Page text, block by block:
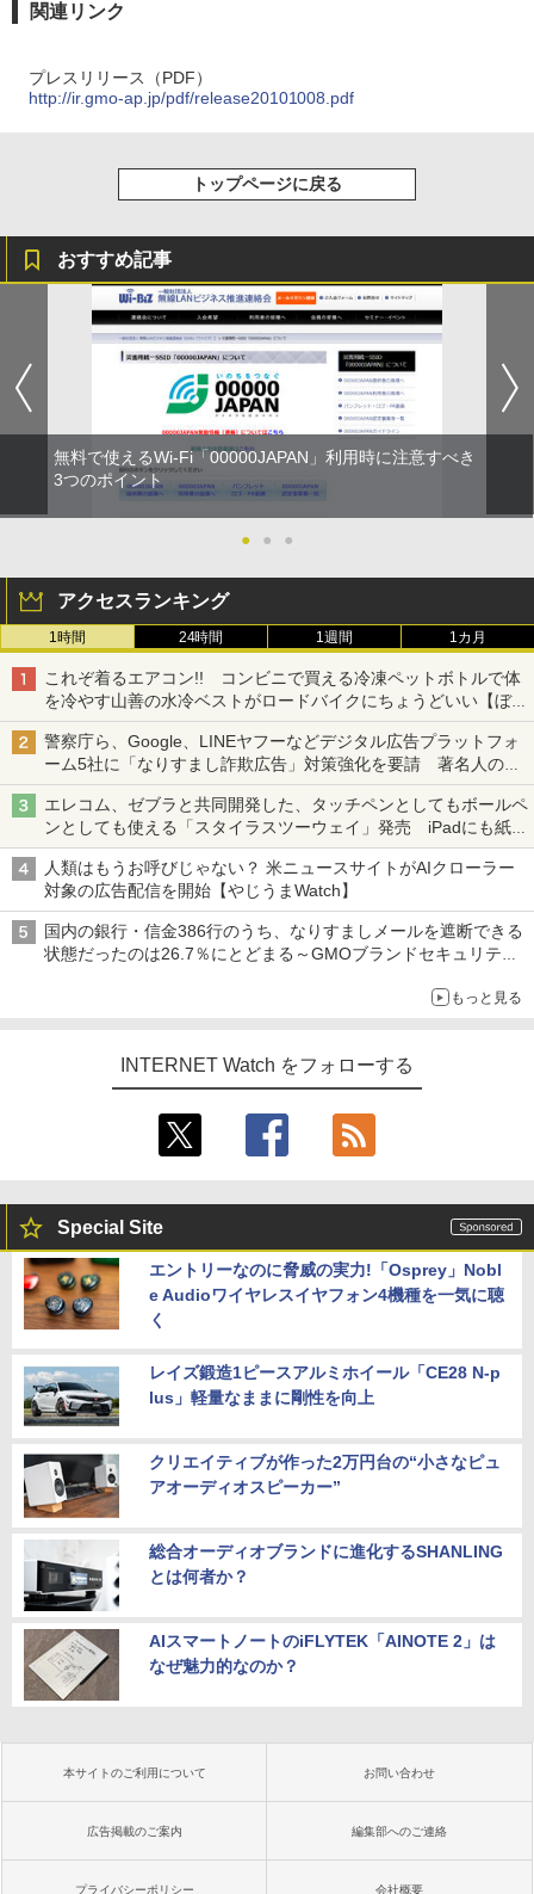
関連リンク
プレスリリース（PDF）
http://ir.gmo-ap.jp/pdf/release20101008.pdf
トップページに戻る
おすすめ記事
無料で使えるWi-Fi「00000JAPAN」利用時に注意すべき
3つのポイント
● ● ●
アクセスランキング
1時間 24時間 1週間 1カ月
これぞ着るエアコン!! コンビニで買える冷凍ペットボトルで体
を冷やす山善の水冷ベストがロードバイクにちょうどいい【ぼっ
ち・ざ・ろーど！その14】【空いた時間でなにしてる？】
警察庁ら、Google、LINEヤフーなどデジタル広告プラットフォ
ーム5社に「なりすまし詐欺広告」対策強化を要請 著名人の写
真や映像を使った投資詐欺などへの対策として
エレコム、ゼブラと共同開発した、タッチペンとしてもボールペ
ンとしても使える「スタイラスツーウェイ」発売 iPadにも紙に
も、持ち替えずに書き込める
人類はもうお呼びじゃない？ 米ニュースサイトがAIクローラー
対象の広告配信を開始【やじうまWatch】
国内の銀行・信金386行のうち、なりすましメールを遮断できる
状態だったのは26.7％にとどまる～GMOブランドセキュリティ
もっと見る
INTERNET Watch をフォローする
Special Site
エントリーなのに脅威の実力!「Osprey」Nobl
e Audioワイヤレスイヤフォン4機種を一気に聴
く
レイズ鍛造1ピースアルミホイール「CE28 N-p
lus」軽量なままに剛性を向上
クリエイティブが作った2万円台の“小さなピュ
アオーディオスピーカー”
総合オーディオブランドに進化するSHANLING
とは何者か？
AIスマートノートのiFLYTEK「AINOTE 2」は
なぜ魅力的なのか？
本サイトのご利用について お問い合わせ
広告掲載のご案内 編集部へのご連絡
プライバシーポリシー 会社概要